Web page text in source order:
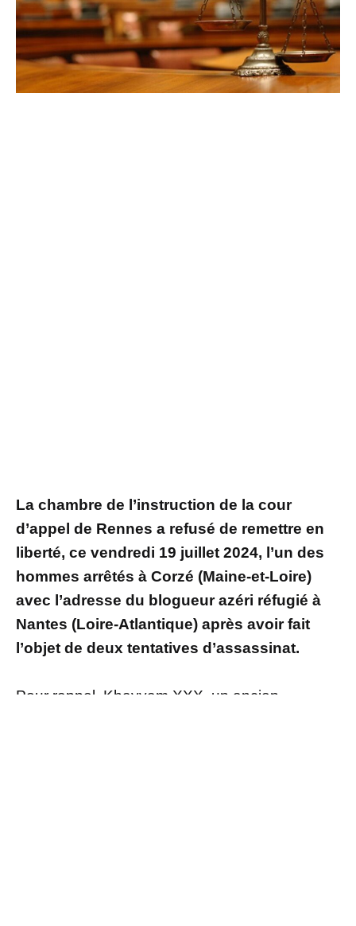
La chambre de l’instruction de la cour
d’appel de Rennes a refusé de remettre en
liberté, ce vendredi 19 juillet 2024, l’un des
hommes arrêtés à Corzé (Maine-et-Loire)
avec l’adresse du blogueur azéri réfugié à
Nantes (Loire-Atlantique) après avoir fait
l’objet de deux tentatives d’assassinat.
Pour rappel, Khayyam XXX, un ancien